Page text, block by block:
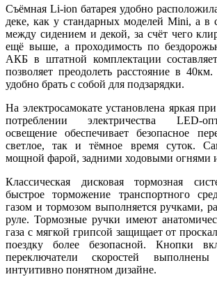
Съёмная Li-ion батарея удобно
деке, как у стандарных моделей Mini, а в
между сидением и декой, за счёт чего
ещё выше, а проходимость по
АКБ в штатной комплектации
позволяет преодолеть расстояние в
удобно брать с собой для подзарядки.
На электросамокате установлена яркая
потреблении электричества LED-
освещение обеспечивает безопасное
светлое, так и тёмное время суток.
мощной фарой, задними ходовыми огнями
Классическая дисковая тормозная
быстрое торможение транспортного
газом и тормозом выполняется ручками,
руле. Тормозные ручки имеют
газа с мягкой грипсой защищает от
поездку более безопасной. Кнопки
переключатели скоростей
интуитивно понятном дизайне.